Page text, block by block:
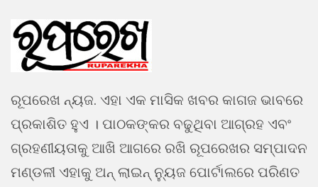
ରୂପରେଖ ନ୍ୟଜ. ଏହା ଏକ ମାସିକ ଖବର କାଗଜ ଭାବରେ
ପ୍ରକାଶିତ ହୁଏ । ପାଠକଙ୍କର ବଢୁଥିବା ଆଗ୍ରହ ଏବଂ
ଗ୍ରହଣୀୟତାକୁ ଆଖି ଆଗରେ ରଖି ରୂପରେଖର ସମ୍ପାଦନ
ମଣ୍ଡଳୀ ଏହାକୁ ଅନ୍ ଲାଇନ୍ ନ୍ୟୁଜ ପୋର୍ଟାଲରେ ପରିଣତ